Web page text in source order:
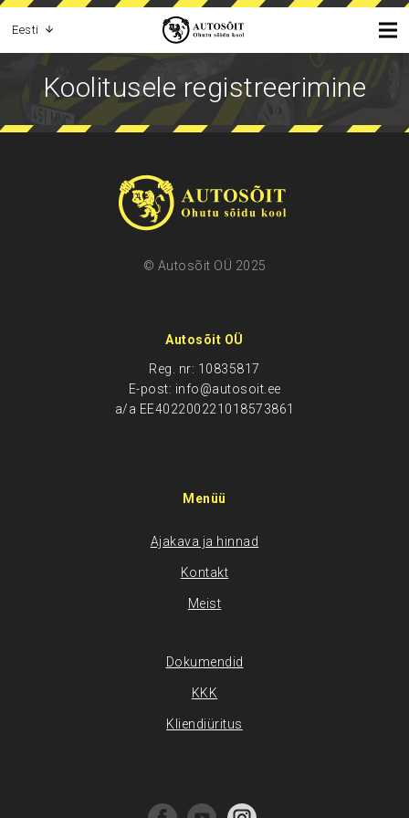
Eesti
Koolitusele registreerimine
© Autosõit OÜ 2025
Autosõit OÜ
Reg. nr: 10835817
E-post: info@autosoit.ee
a/a EE402200221018573861
Menüü
Ajakava ja hinnad
Kontakt
Meist
Dokumendid
KKK
Kliendiüritus